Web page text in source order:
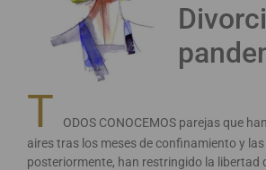
T
ODOS CONOCEMOS parejas que
aires tras los meses de confinamiento y
posteriormente, han restringido la libertad